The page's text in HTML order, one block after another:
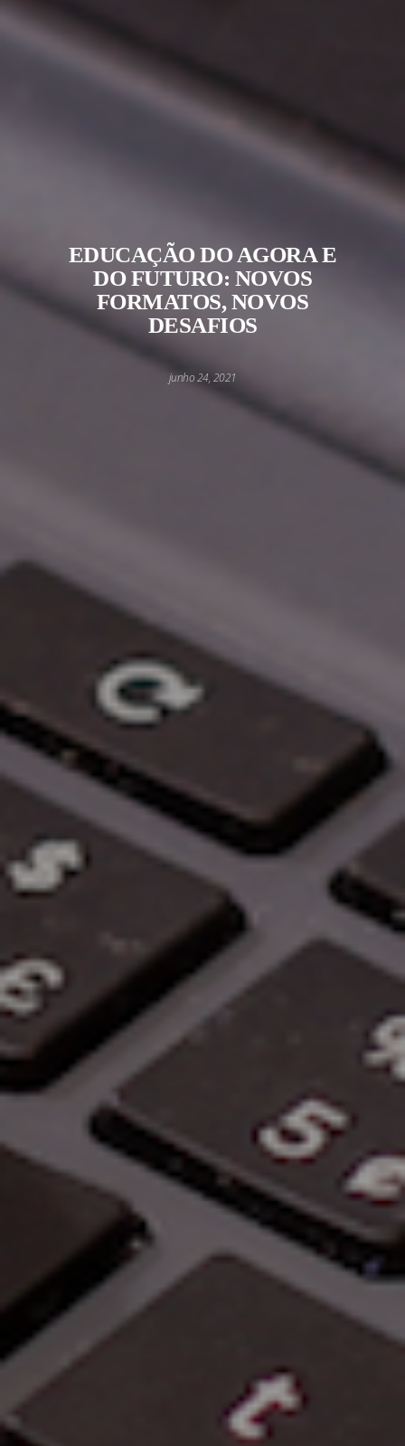
EDUCAÇÃO DO AGORA E
DO FUTURO: NOVOS
FORMATOS, NOVOS
DESAFIOS
junho 24, 2021